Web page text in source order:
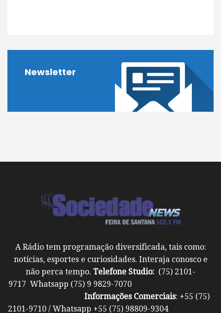
Newsletter
A Rádio tem programação diversificada, tais como:
notícias, esportes e curiosidades. Interaja conosco e
não perca tempo. Telefone Studio: (75) 2101-
9717 Whatsapp (75) 9 9829-7070
Informações Comerciais: +55 (75)
2101-9710 / Whatsapp +55 (75) 98809-9304